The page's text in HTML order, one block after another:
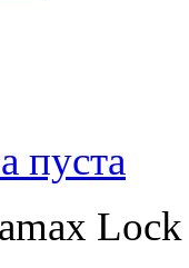
пуста